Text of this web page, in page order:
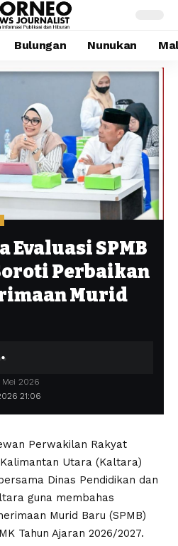
Bulungan Nunukan
Evaluasi SPMB
Perbaikan
Murid
21:06
Mei 2026
Perwakilan Rakyat
Utara (Kaltara)
Dinas Pendidikan dan
guna membahas
Murid Baru (SPMB)
Tahun Ajaran 2026/2027.